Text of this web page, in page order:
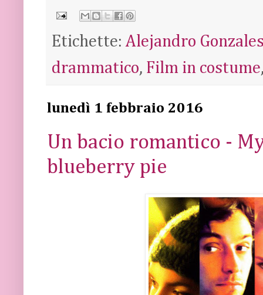
Etichette: Alejandro
drammatico, Film in costume
lunedì 1 febbraio 2016
Un bacio romantico -
blueberry pie